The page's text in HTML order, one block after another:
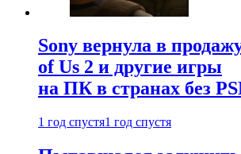
Sony вернула в
of Us 2 и другие игры
на ПК в странах без
1 год спустя1 год спустя